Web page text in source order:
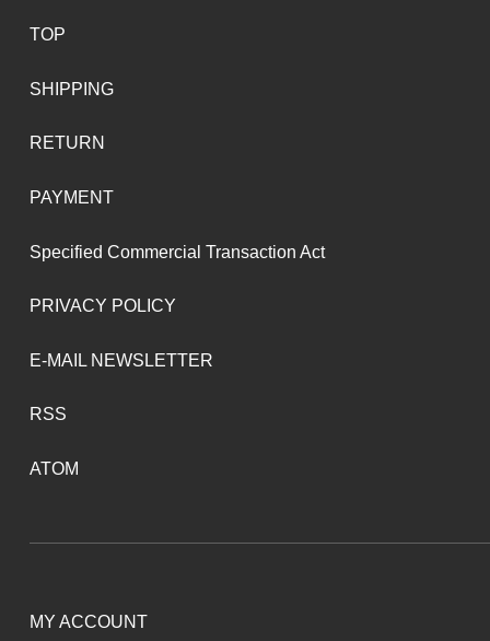
TOP
SHIPPING
RETURN
PAYMENT
Specified Commercial Transaction Act
PRIVACY POLICY
E-MAIL NEWSLETTER
RSS
ATOM
MY ACCOUNT